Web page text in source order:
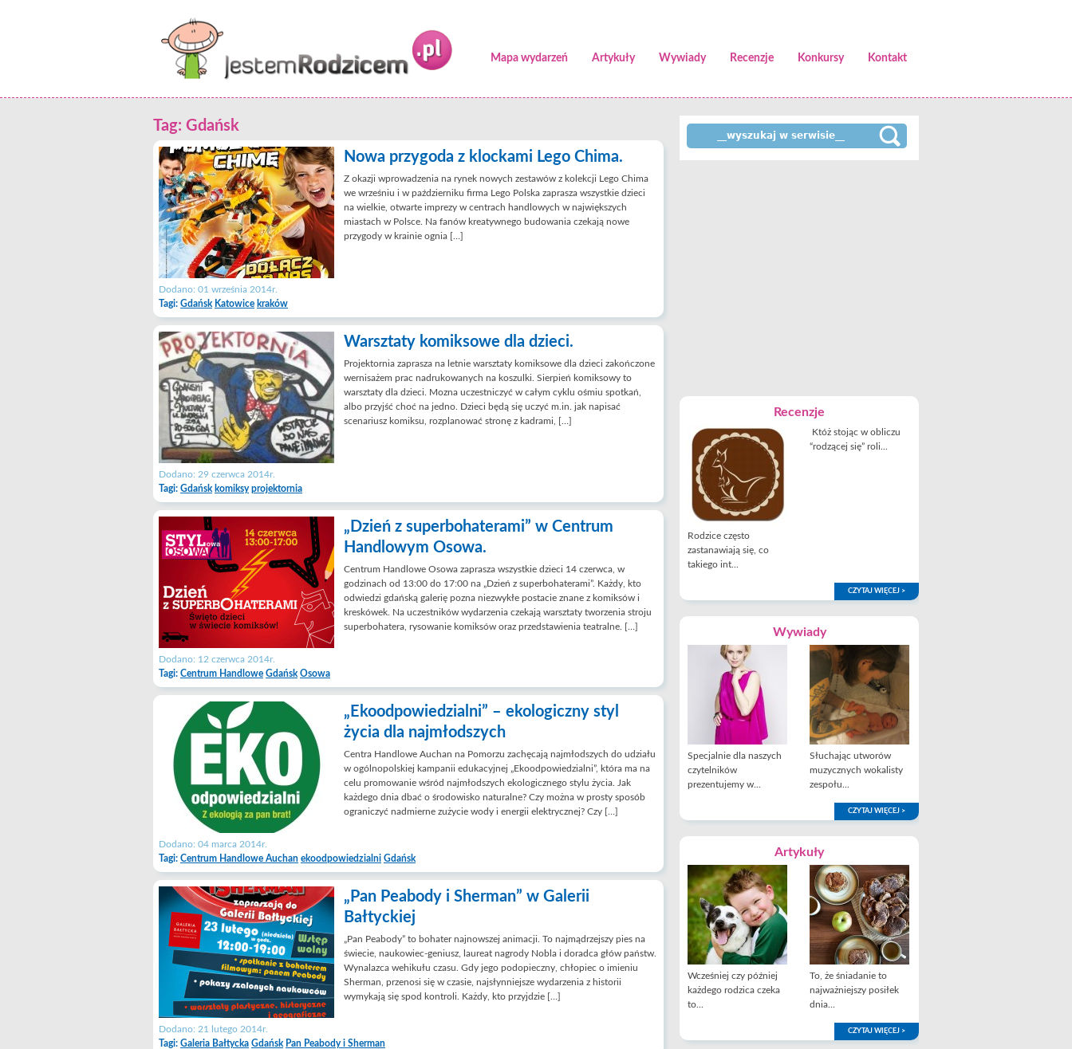
Mapa wydarzeń Artykuły Wywiady Recenzje Konkursy Kontakt
Tag: Gdańsk
Nowa przygoda z klockami Lego Chima.
Z okazji wprowadzenia na rynek nowych zestawów z kolekcji Lego Chima
we wrześniu i w październiku firma Lego Polska zaprasza wszystkie dzieci
na wielkie, otwarte imprezy w centrach handlowych w największych
miastach w Polsce. Na fanów kreatywnego budowania czekają nowe
przygody w krainie ognia […]
Dodano: 01 września 2014r.
Tagi: Gdańsk Katowice kraków
Warsztaty komiksowe dla dzieci.
Projektornia zaprasza na letnie warsztaty komiksowe dla dzieci zakończone
wernisażem prac nadrukowanych na koszulki. Sierpień komiksowy to
warsztaty dla dzieci. Mozna uczestniczyć w całym cyklu ośmiu spotkań,
albo przyjść choć na jedno. Dzieci będą się uczyć m.in. jak napisać
scenariusz komiksu, rozplanować stronę z kadrami, […]
Dodano: 29 czerwca 2014r.
Tagi: Gdańsk komiksy projektornia
„Dzień z superbohaterami” w Centrum
Handlowym Osowa.
Centrum Handlowe Osowa zaprasza wszystkie dzieci 14 czerwca, w
godzinach od 13:00 do 17:00 na „Dzień z superbohaterami”. Każdy, kto
odwiedzi gdańską galerię pozna niezwykłe postacie znane z komiksów i
kreskówek. Na uczestników wydarzenia czekają warsztaty tworzenia stroju
superbohatera, rysowanie komiksów oraz przedstawienia teatralne. […]
Dodano: 12 czerwca 2014r.
Tagi: Centrum Handlowe Gdańsk Osowa
„Ekoodpowiedzialni” – ekologiczny styl
życia dla najmłodszych
Centra Handlowe Auchan na Pomorzu zachęcają najmłodszych do udziału
w ogólnopolskiej kampanii edukacyjnej „Ekoodpowiedzialni”, która ma na
celu promowanie wśród najmłodszych ekologicznego stylu życia. Jak
każdego dnia dbać o środowisko naturalne? Czy można w prosty sposób
ograniczyć nadmierne zużycie wody i energii elektrycznej? Czy […]
Dodano: 04 marca 2014r.
Tagi: Centrum Handlowe Auchan ekoodpowiedzialni Gdańsk
„Pan Peabody i Sherman” w Galerii
Bałtyckiej
„Pan Peabody” to bohater najnowszej animacji. To najmądrzejszy pies na
świecie, naukowiec-geniusz, laureat nagrody Nobla i doradca głów państw.
Wynalazca wehikułu czasu. Gdy jego podopieczny, chłopiec o imieniu
Sherman, przenosi się w czasie, najsłynniejsze wydarzenia z historii
wymykają się spod kontroli. Każdy, kto przyjdzie […]
Dodano: 21 lutego 2014r.
Tagi: Galeria Bałtycka Gdańsk Pan Peabody i Sherman
Recenzje
Rodzice często
zastanawiają się, co
takiego int...
Któż stojąc w obliczu
“rodzącej się” roli...
CZYTAJ WIĘCEJ >
Wywiady
Specjalnie dla naszych
czytelników
prezentujemy w...
Słuchając utworów
muzycznych wokalisty
zespołu...
CZYTAJ WIĘCEJ >
Artykuły
Wcześniej czy później
każdego rodzica czeka
to...
To, że śniadanie to
najważniejszy posiłek
dnia...
CZYTAJ WIĘCEJ >